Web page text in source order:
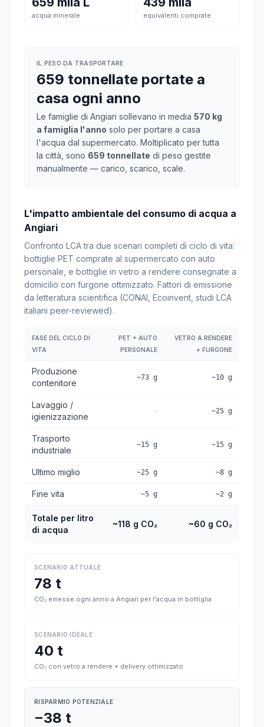
acqua minerale equivalenti comprate
IL PESO DA TRASPORTARE
659 tonnellate portate a
casa ogni anno
Le famiglie di Angiari sollevano in media 570 kg
a famiglia l'anno solo per portare a casa
l'acqua dal supermercato. Moltiplicato per tutta
la città, sono 659 tonnellate di peso gestite
manualmente — carico, scarico, scale.
L'impatto ambientale del consumo di acqua a
Angiari
Confronto LCA tra due scenari completi di ciclo di vita:
bottiglie PET comprate al supermercato con auto
personale, e bottiglie in vetro a rendere consegnate a
domicilio con furgone ottimizzato. Fattori di emissione
da letteratura scientifica (CONAI, Ecoinvent, studi LCA
italiani peer-reviewed).
FASE DEL CICLO DI
VITA
PET + AUTO
PERSONALE
VETRO A RENDERE
+ FURGONE
Produzione
contenitore
~73 g ~10 g
Lavaggio /
igienizzazione
— ~25 g
Trasporto
industriale
~15 g ~15 g
Ultimo miglio ~25 g ~8 g
Fine vita ~5 g ~2 g
Totale per litro
di acqua
~118 g CO₂ ~60 g CO₂
SCENARIO ATTUALE
78 t
CO₂ emesse ogni anno a Angiari per l'acqua in bottiglia
SCENARIO IDEALE
40 t
CO₂ con vetro a rendere + delivery ottimizzato
RISPARMIO POTENZIALE
−38 t